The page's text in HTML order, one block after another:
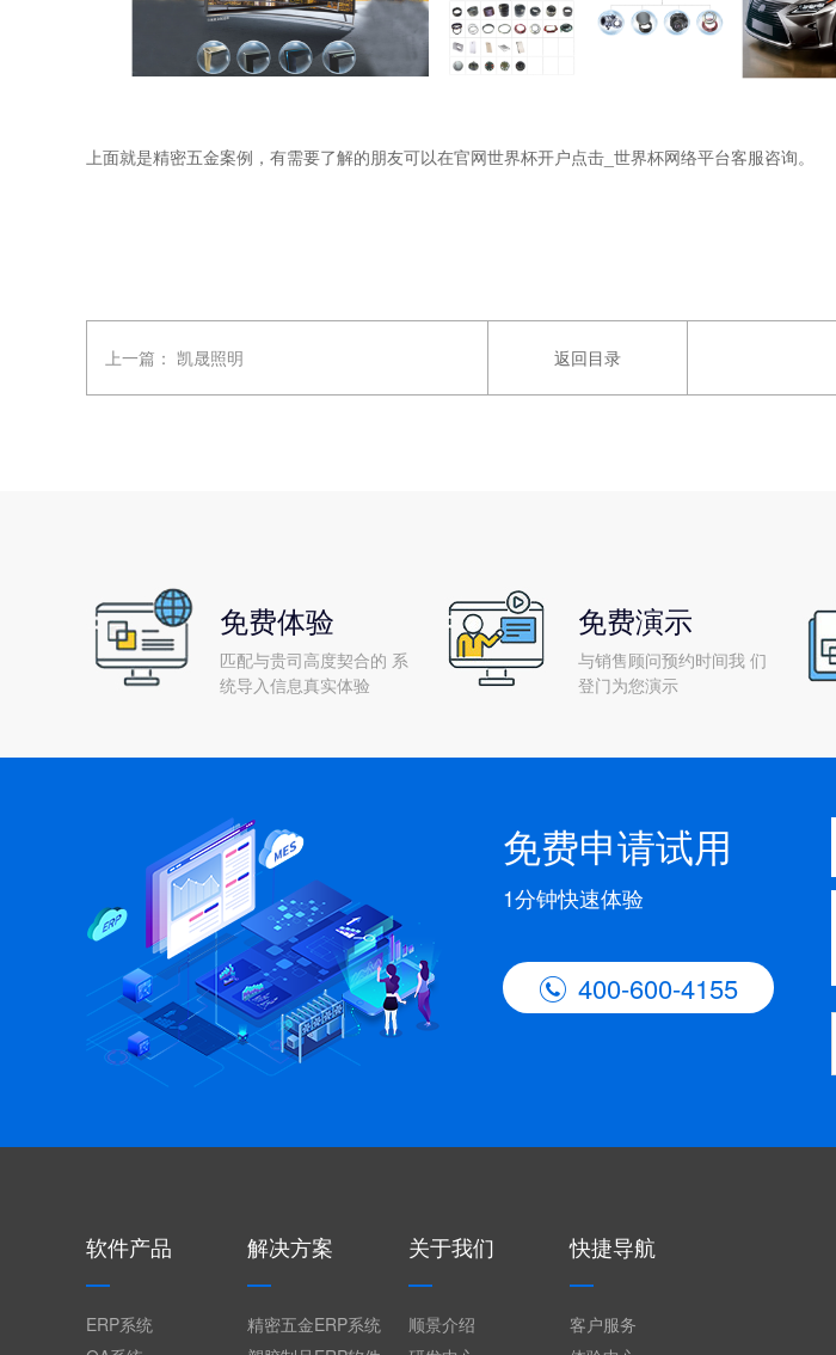
上面就是精密五金案例，有需要了解的朋友可以在官网世界杯开户点击_世界杯网络平台客服咨询。
上一篇： 凯晟照明 返回目录
免费体验
匹配与贵司高度契合的 系
统导入信息真实体验
免费演示
与销售顾问预约时间我 们
登门为您演示
免费申请试用
1分钟快速体验
 400-600-4155
软件产品
ERP系统
解决方案
精密五金ERP系统
关于我们
顺景介绍
快捷导航
客户服务